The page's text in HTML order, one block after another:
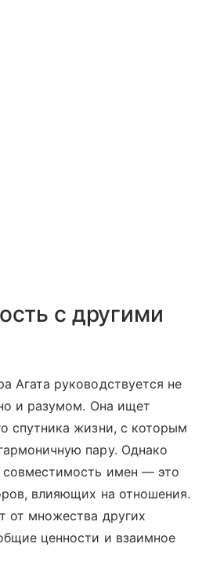
с другими
Агата руководствуется не
и разумом. Она ищет
спутника жизни, с которым
пару. Однако
совместимость имен — это
влияющих на отношения.
от множества других
ценности и взаимное